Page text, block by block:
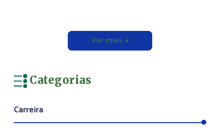
Ver mais +
Categorias
Carreira